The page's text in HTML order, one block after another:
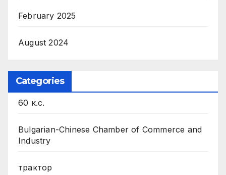
February 2025
August 2024
Categories
60 к.с.
Bulgarian-Chinese Chamber of Commerce and
Industry
трактор